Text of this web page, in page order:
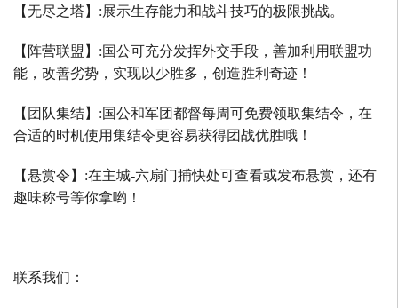
【无尽之塔】 :展示生存能力和战斗技巧的极限挑战。
【阵营联盟】 :国公可充分发挥外交手段，善加利用联盟功
能，改善劣势，实现以少胜多，创造胜利奇迹！
【团队集结】 :国公和军团都督每周可免费领取集结令，在
合适的时机使用集结令更容易获得团战优胜哦！
【悬赏令】 :在主城-六扇门捕快处可查看或发布悬赏，还有
趣味称号等你拿哟！
联系我们：